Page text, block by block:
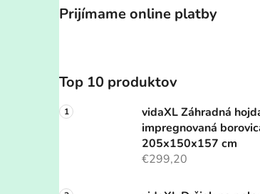
Prijímame online platby
Top 10 produktov
vidaXL Záhradná
impregnovaná
205x150x157 cm
€299,20